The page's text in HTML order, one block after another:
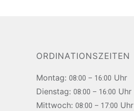
ORDINATIONSZEITEN
Montag: 08:00 – 16:00 Uhr
Dienstag: 08:00 – 16:00 Uhr
Mittwoch: 08:00 – 17:00 Uhr